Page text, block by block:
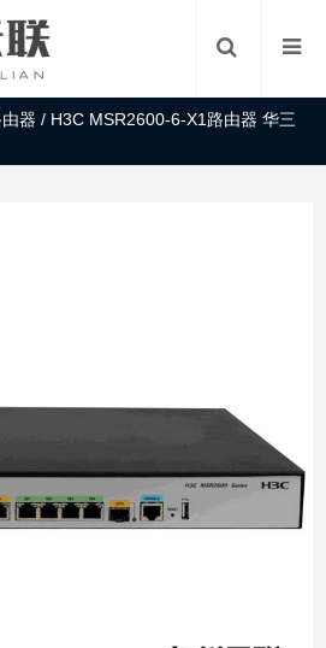
器 / H3C MSR2600-6-X1路由器 华三